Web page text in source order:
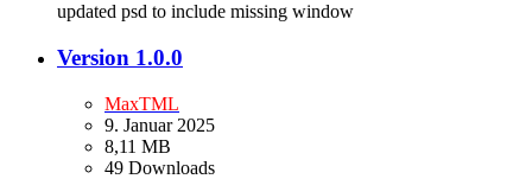
updated psd to include missing window
Version 1.0.0
MaxTML
9. Januar 2025
8,11 MB
49 Downloads